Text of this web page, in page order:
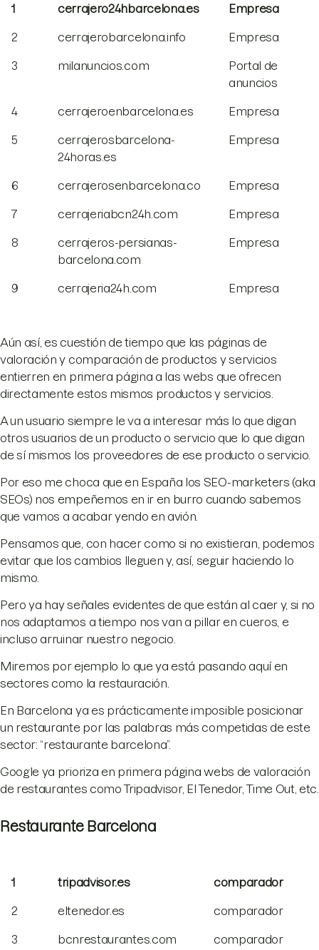
1 cerrajero24hbarcelona.es Empresa
2 cerrajerobarcelona.info Empresa
3 milanuncios.com
Portal de
anuncios
4 cerrajeroenbarcelona.es Empresa
5
cerrajerosbarcelona-
24horas.es
Empresa
6 cerrajerosenbarcelona.co Empresa
7 cerrajeriabcn24h.com Empresa
8
cerrajeros-persianas-
barcelona.com
Empresa
9 cerrajeria24h.com Empresa
Aún así, es cuestión de tiempo que las páginas de
valoración y comparación de productos y servicios
entierren en primera página a las webs que ofrecen
directamente estos mismos productos y servicios.
A un usuario siempre le va a interesar más lo que digan
otros usuarios de un producto o servicio que lo que digan
de sí mismos los proveedores de ese producto o servicio.
Por eso me choca que en España los SEO-marketers (aka
SEOs) nos empeñemos en ir en burro cuando sabemos
que vamos a acabar yendo en avión.
Pensamos que, con hacer como si no existieran, podemos
evitar que los cambios lleguen y, así, seguir haciendo lo
mismo.
Pero ya hay señales evidentes de que están al caer y, si no
nos adaptamos a tiempo nos van a pillar en cueros, e
incluso arruinar nuestro negocio.
Miremos por ejemplo lo que ya está pasando aquí en
sectores como la restauración.
En Barcelona ya es prácticamente imposible posicionar
un restaurante por las palabras más competidas de este
sector: “restaurante barcelona”.
Google ya prioriza en primera página webs de valoración
de restaurantes como Tripadvisor, El Tenedor, Time Out, etc.
Restaurante Barcelona
1 tripadvisor.es comparador
2 eltenedor.es comparador
3 bcnrestaurantes.com comparador